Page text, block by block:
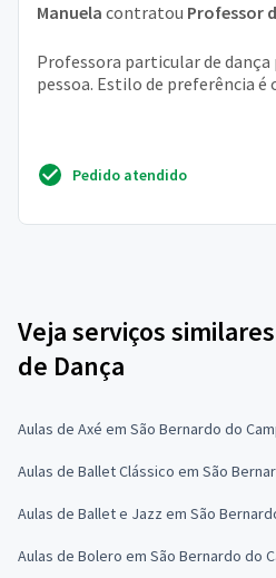
Manuela contratou Professor
Professora particular de dança
pessoa. Estilo de preferência é
Pedido atendido
Veja serviços
de Dança
Aulas de Axé em São Bernardo do
Aulas de Ballet Clássico em São
Aulas de Ballet e Jazz em São
Aulas de Bolero em São Bernardo do